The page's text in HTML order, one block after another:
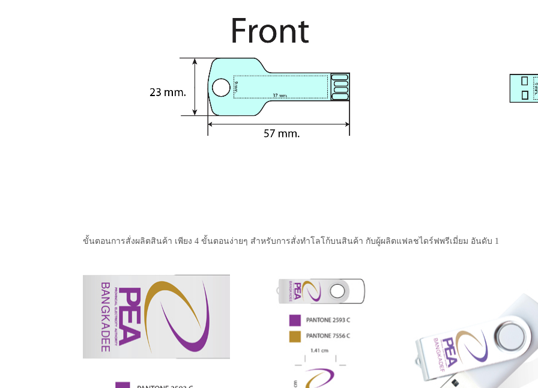
ขั้นตอนการสั่งผลิตสินค้า เพียง 4 ขั้นตอนง่ายๆ สำหรับการสั่งทำโลโก้บนสินค้า กับผู้ผลิตแฟลชไดร์ฟพรีเมี่ยม อันดับ 1